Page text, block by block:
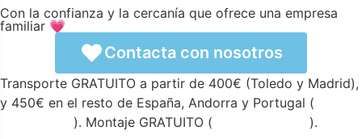
Con la confianza y la cercanía que ofrece una empresa
familiar 💗
Contacta con nosotros
Transporte GRATUITO a partir de 400€ (Toledo y Madrid),
y 450€ en el resto de España, Andorra y Portugal (
). Montaje GRATUITO ( ).